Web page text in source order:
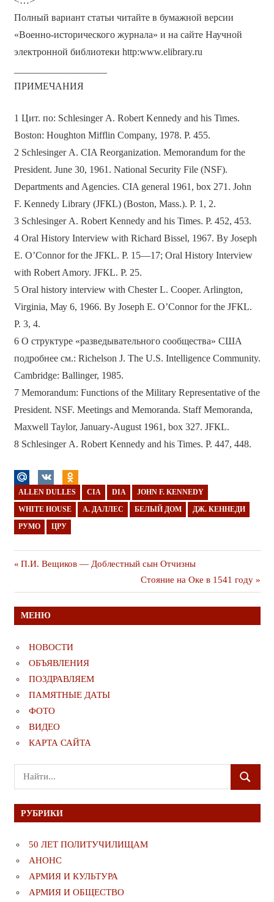
Полный вариант статьи читайте в бумажной версии
«Военно-исторического журнала» и на сайте Научной
электронной библиотеки http:www.elibrary.ru
ПРИМЕЧАНИЯ
1 Цит. по: Schlesinger А. Robert Kennedy and his Times.
Boston: Houghton Мifflin Company, 1978. Р. 455.
2 Schlesinger А. СIA Reorganization. Memorandum for the
President. June 30, 1961. National Security File (NSF).
Departments and Agencies. СIA general 1961, bох 271. John
F. Kennedy Library (JFКL) (Воston, Мass.). Р. 1, 2.
3 Schlesinger А. Robert Kennedy and his Times. Р. 452, 453.
4 Oral Нistory Interview with Richard Bissel, 1967. Ву Joseph
Е. O’Connor for the JFКL. Р. 15—17; Oral Нistory Interview
with Robert Amory. JFКL. Р. 25.
5 Oral history interview with Chester L. Cooper. Arlingtоn,
Virginia, Мау 6, 1966. Ву Joseph Е. O’Connor for the JFКL.
Р. 3, 4.
6 О структуре «разведывательного сообщества» CШA
подробнее см.: Richelson J. The U.S. Intelligence Community.
Cambridge: Ballinger, 1985.
7 Memorandum: Functions of the Мilitary Representative of the
President. NSF. Meetings and Memoranda. Staff Memoranda,
Махwell Taylor, January-August 1961, bох 327. JFКL.
8 Schlesinger А. Robert Kennedy and his Times. Р. 447, 448.
ALLEN DULLES CIA DIA JOHN F. KENNEDY
WHITE HOUSE А. ДАЛЛЕС БЕЛЫЙ ДОМ ДЖ. КЕННЕДИ
РУМО ЦРУ
Навигация
по
записям
Предыдущая
П.И. Вещиков — Доблестный сын Отчизны
Следующая
публикация
Стояние на Оке в 1541 году
МЕНЮ
НОВОСТИ
ОБЪЯВЛЕНИЯ
ПОЗДРАВЛЯЕМ
ПАМЯТНЫЕ ДАТЫ
ФОТО
ВИДЕО
КАРТА САЙТА
Поиск
для:
ПОИСК
РУБРИКИ
50 ЛЕТ ПОЛИТУЧИЛИЩАМ
АНОНС
АРМИЯ И КУЛЬТУРА
АРМИЯ И ОБЩЕСТВО